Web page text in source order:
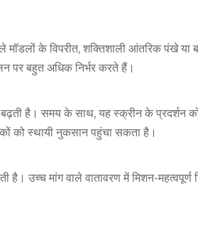
के विपरीत, शक्तिशाली आंतरिक पंखे या
पर बहुत अधिक निर्भर करते हैं।
बढ़ती है। समय के साथ, यह स्क्रीन के प्रदर्शन
को स्थायी नुकसान पहुंचा सकता है।
उच्च मांग वाले वातावरण में मिशन-महत्वपूर्ण